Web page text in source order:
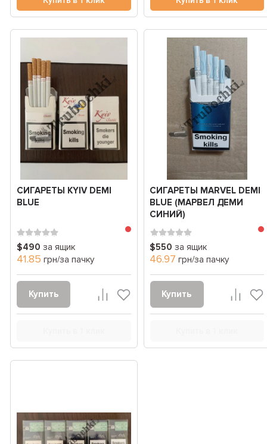
СИГАРЕТЫ KYIV DEMI
BLUE
$490 за ящик
41.85 грн/за пачку
Купить
СИГАРЕТЫ MARVEL DEMI
BLUE (МАРВЕЛ ДЕМИ
СИНИЙ)
$550 за ящик
46.97 грн/за пачку
Купить